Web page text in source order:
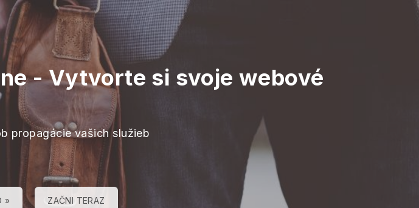
- Vytvorte si svoje webové
propagácie vašich služieb
» ZAČNI TERAZ